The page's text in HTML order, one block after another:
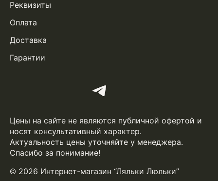
Реквизиты
Оплата
Доставка
Гарантии
Цены на сайте не являются публичной офертой и
носят консультативный характер.
Актуальность цены уточняйте у менеджера.
Спасибо за понимание!
© 2026 Интернет-магазин “Ляльки Люльки”